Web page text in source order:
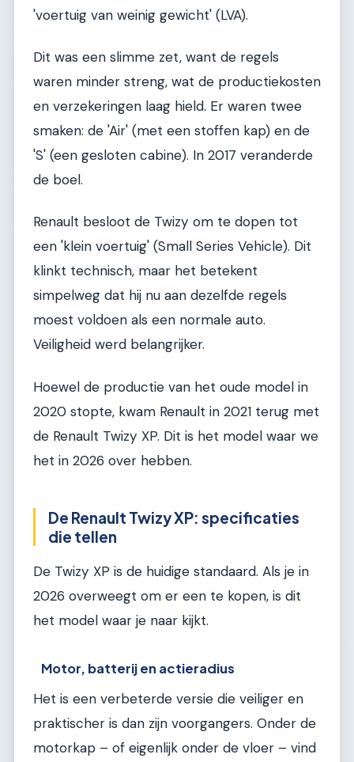
'voertuig van weinig gewicht' (LVA).
Dit was een slimme zet, want de regels
waren minder streng, wat de productiekosten
en verzekeringen laag hield. Er waren twee
smaken: de 'Air' (met een stoffen kap) en de
'S' (een gesloten cabine). In 2017 veranderde
de boel.
Renault besloot de Twizy om te dopen tot
een 'klein voertuig' (Small Series Vehicle). Dit
klinkt technisch, maar het betekent
simpelweg dat hij nu aan dezelfde regels
moest voldoen als een normale auto.
Veiligheid werd belangrijker.
Hoewel de productie van het oude model in
2020 stopte, kwam Renault in 2021 terug met
de Renault Twizy XP. Dit is het model waar we
het in 2026 over hebben.
De Renault Twizy XP: specificaties
die tellen
De Twizy XP is de huidige standaard. Als je in
2026 overweegt om er een te kopen, is dit
het model waar je naar kijkt.
Motor, batterij en actieradius
Het is een verbeterde versie die veiliger en
praktischer is dan zijn voorgangers. Onder de
motorkap – of eigenlijk onder de vloer – vind